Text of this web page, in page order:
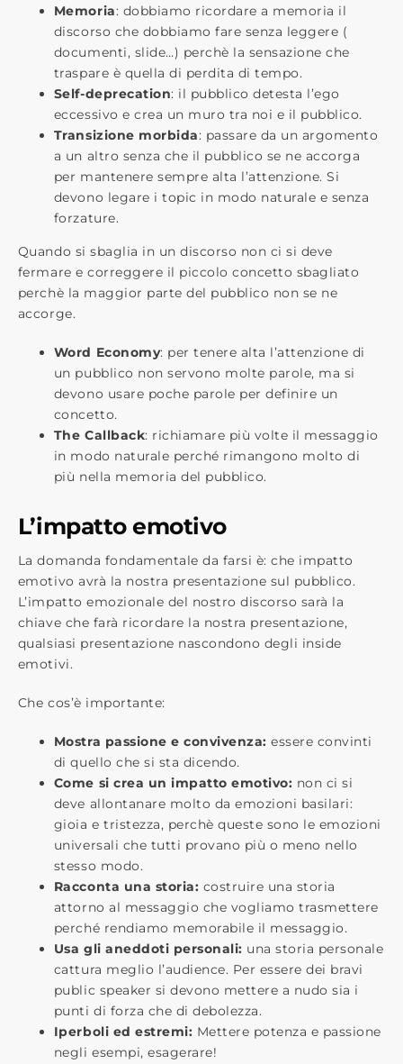
Memoria: dobbiamo ricordare a memoria il
discorso che dobbiamo fare senza leggere (
documenti, slide…) perchè la sensazione che
traspare è quella di perdita di tempo.
Self-deprecation: il pubblico detesta l’ego
eccessivo e crea un muro tra noi e il pubblico.
Transizione morbida: passare da un argomento
a un altro senza che il pubblico se ne accorga
per mantenere sempre alta l’attenzione. Si
devono legare i topic in modo naturale e senza
forzature.
Quando si sbaglia in un discorso non ci si deve
fermare e correggere il piccolo concetto sbagliato
perchè la maggior parte del pubblico non se ne
accorge.
Word Economy: per tenere alta l’attenzione di
un pubblico non servono molte parole, ma si
devono usare poche parole per definire un
concetto.
The Callback: richiamare più volte il messaggio
in modo naturale perché rimangono molto di
più nella memoria del pubblico.
L’impatto emotivo
La domanda fondamentale da farsi è: che impatto
emotivo avrà la nostra presentazione sul pubblico.
L’impatto emozionale del nostro discorso sarà la
chiave che farà ricordare la nostra presentazione,
qualsiasi presentazione nascondono degli inside
emotivi.
Che cos’è importante:
Mostra passione e convivenza: essere convinti
di quello che si sta dicendo.
Come si crea un impatto emotivo: non ci si
deve allontanare molto da emozioni basilari:
gioia e tristezza, perchè queste sono le emozioni
universali che tutti provano più o meno nello
stesso modo.
Racconta una storia: costruire una storia
attorno al messaggio che vogliamo trasmettere
perché rendiamo memorabile il messaggio.
Usa gli aneddoti personali: una storia personale
cattura meglio l’audience. Per essere dei bravi
public speaker si devono mettere a nudo sia i
punti di forza che di debolezza.
Iperboli ed estremi: Mettere potenza e passione
negli esempi, esagerare!